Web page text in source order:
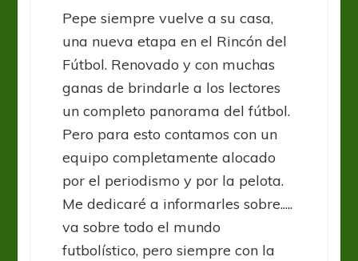
Pepe siempre vuelve a su casa,
una nueva etapa en el Rincón del
Fútbol. Renovado y con muchas
ganas de brindarle a los lectores
un completo panorama del fútbol.
Pero para esto contamos con un
equipo completamente alocado
por el periodismo y por la pelota.
Me dedicaré a informarles sobre.....
va sobre todo el mundo
futbolístico, pero siempre con la